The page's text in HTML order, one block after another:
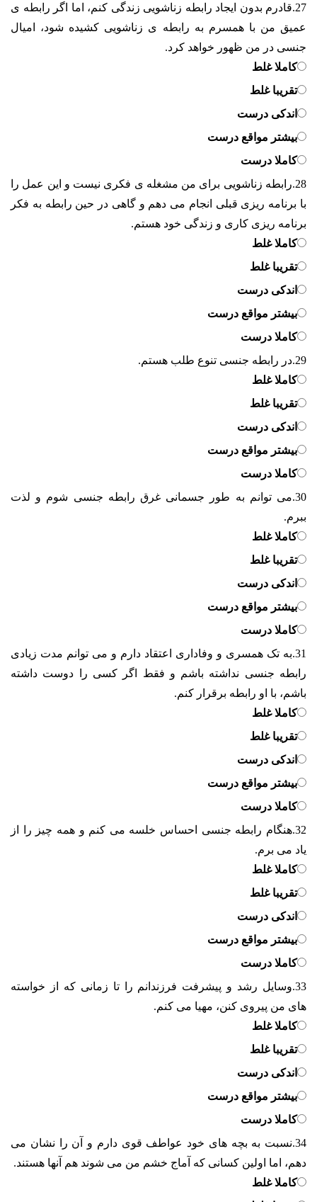
27. قادرم بدون ایجاد رابطه زناشویی زندگی کنم، اما اگر رابطه ی
عمیق من با همسرم به رابطه ی زناشویی کشیده شود، امیال
جنسی در من ظهور خواهد کرد.
کاملا غلط
تقریبا غلط
اندکی درست
بیشتر مواقع درست
کاملا درست
28. رابطه زناشویی برای من مشغله ی فکری نیست و این عمل را
با برنامه ریزی قبلی انجام می دهم و گاهی در حین رابطه به فکر
برنامه ریزی کاری و زندگی خود هستم.
کاملا غلط
تقریبا غلط
اندکی درست
بیشتر مواقع درست
کاملا درست
29. در رابطه جنسی تنوع طلب هستم.
کاملا غلط
تقریبا غلط
اندکی درست
بیشتر مواقع درست
کاملا درست
30. می توانم به طور جسمانی غرق رابطه جنسی شوم و لذت
ببرم.
کاملا غلط
تقریبا غلط
اندکی درست
بیشتر مواقع درست
کاملا درست
31. به تک همسری و وفاداری اعتقاد دارم و می توانم مدت زیادی
رابطه جنسی نداشته باشم و فقط اگر کسی را دوست داشته
باشم، با او رابطه برقرار کنم.
کاملا غلط
تقریبا غلط
اندکی درست
بیشتر مواقع درست
کاملا درست
32. هنگام رابطه جنسی احساس خلسه می کنم و همه چیز را از
یاد می برم.
کاملا غلط
تقریبا غلط
اندکی درست
بیشتر مواقع درست
کاملا درست
33. وسایل رشد و پیشرفت فرزندانم را تا زمانی که از خواسته
های من پیروی کنن، مهیا می کنم.
کاملا غلط
تقریبا غلط
اندکی درست
بیشتر مواقع درست
کاملا درست
34. نسبت به بچه های خود عواطف قوی دارم و آن را نشان می
دهم، اما اولین کسانی که آماج خشم من می شوند هم آنها هستند.
کاملا غلط